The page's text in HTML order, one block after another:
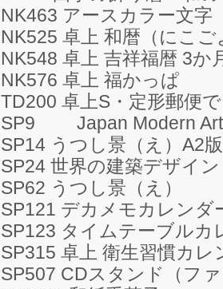
NK463 アースカラー文字
NK525 卓上 和暦（にこご
NK548 卓上 吉祥福暦 3か
NK576 卓上 福かっぱ
TD200 卓上S・定形郵便
SP9 Japan Modern Art
SP14 うつし景（え）A2版
SP24 世界の建築デザイン
SP62 うつし景（え）
SP121 デカメモカレンダ
SP123 タイムテーブルカ
SP315 卓上 衛生習慣カレ
SP507 CDスタンド（フ